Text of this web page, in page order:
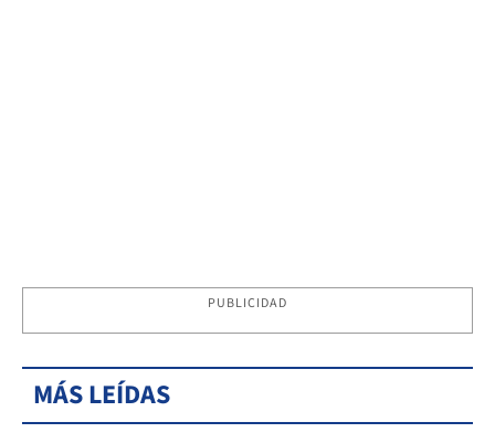
PUBLICIDAD
MÁS LEÍDAS